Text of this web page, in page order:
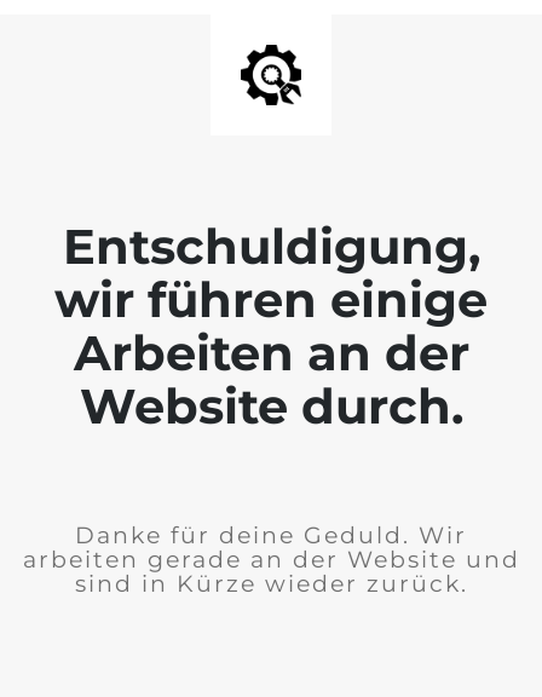
Entschuldigung,
wir führen einige
Arbeiten an der
Website durch.
Danke für deine Geduld. Wir
arbeiten gerade an der Website und
sind in Kürze wieder zurück.